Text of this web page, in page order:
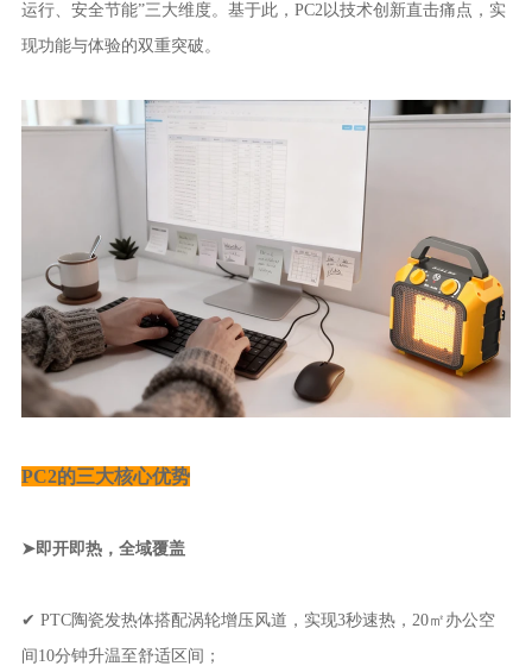
运行、安全节能”三大维度。基于此，PC2以技术创新直击痛点，实
现功能与体验的双重突破。
PC2的三大核心优势
➤即开即热，全域覆盖
✔ PTC陶瓷发热体搭配涡轮增压风道，实现3秒速热，20㎡办公空
间10分钟升温至舒适区间；